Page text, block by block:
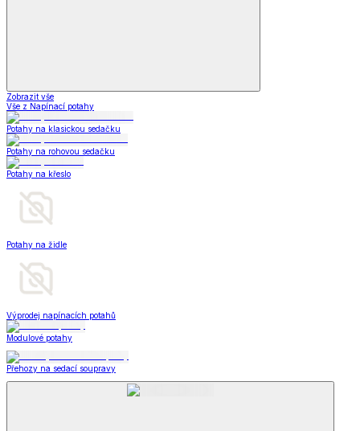
Zobrazit vše
Vše z Napínací potahy
Potahy na klasickou sedačku
Potahy na rohovou sedačku
Potahy na křeslo
Potahy na židle
Výprodej napínacích potahů
Modulové potahy
Přehozy na sedací soupravy